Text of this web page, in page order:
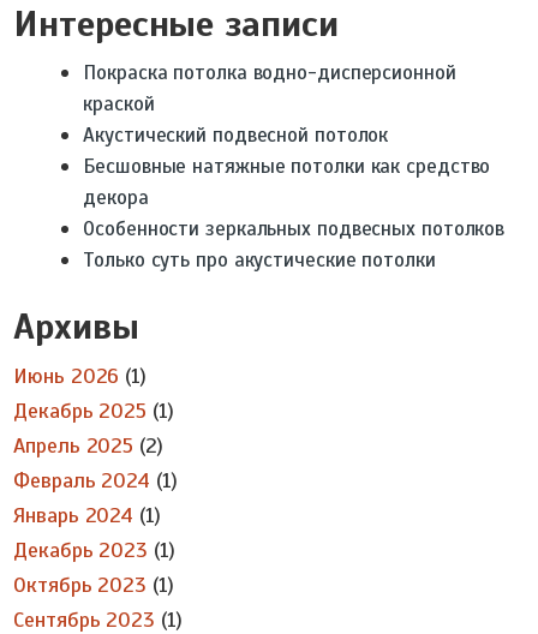
Интересные записи
Покраска потолка водно-дисперсионной
краской
Акустический подвесной потолок
Бесшовные натяжные потолки как средство
декора
Особенности зеркальных подвесных потолков
Только суть про акустические потолки
Архивы
Июнь 2026 (1)
Декабрь 2025 (1)
Апрель 2025 (2)
Февраль 2024 (1)
Январь 2024 (1)
Декабрь 2023 (1)
Октябрь 2023 (1)
Сентябрь 2023 (1)